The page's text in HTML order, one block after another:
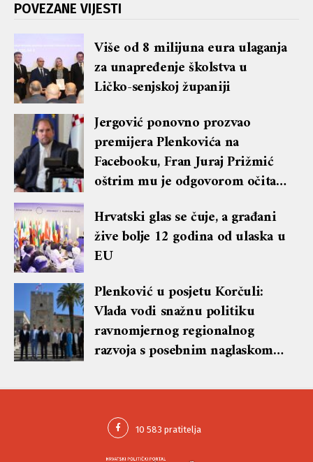
POVEZANE VIJESTI
Više od 8 milijuna eura ulaganja
za unapređenje školstva u
Ličko-senjskoj županiji
Jergović ponovno prozvao
premijera Plenkovića na
Facebooku, Fran Juraj Prižmić
oštrim mu je odgovorom očitao
komentara
Hrvatski glas se čuje, a građani
žive bolje 12 godina od ulaska u
EU
Plenković u posjetu Korčuli:
Vlada vodi snažnu politiku
ravnomjernog regionalnog
razvoja s posebnim naglaskom